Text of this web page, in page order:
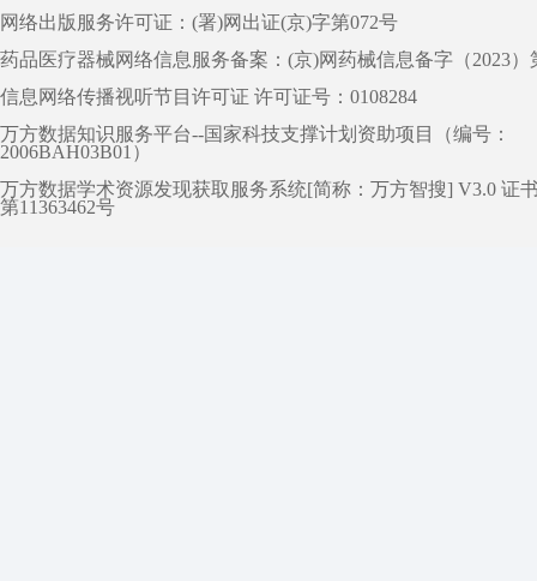
网络出版服务许可证：(署)网出证(京)字第072号
药品医疗器械网络信息服务备案：(京)网药械信息备字（2023）
信息网络传播视听节目许可证 许可证号：0108284
万方数据知识服务平台--国家科技支撑计划资助项目（编号：
2006BAH03B01）
万方数据学术资源发现获取服务系统[简称：万方智搜] V3.0 证
第11363462号